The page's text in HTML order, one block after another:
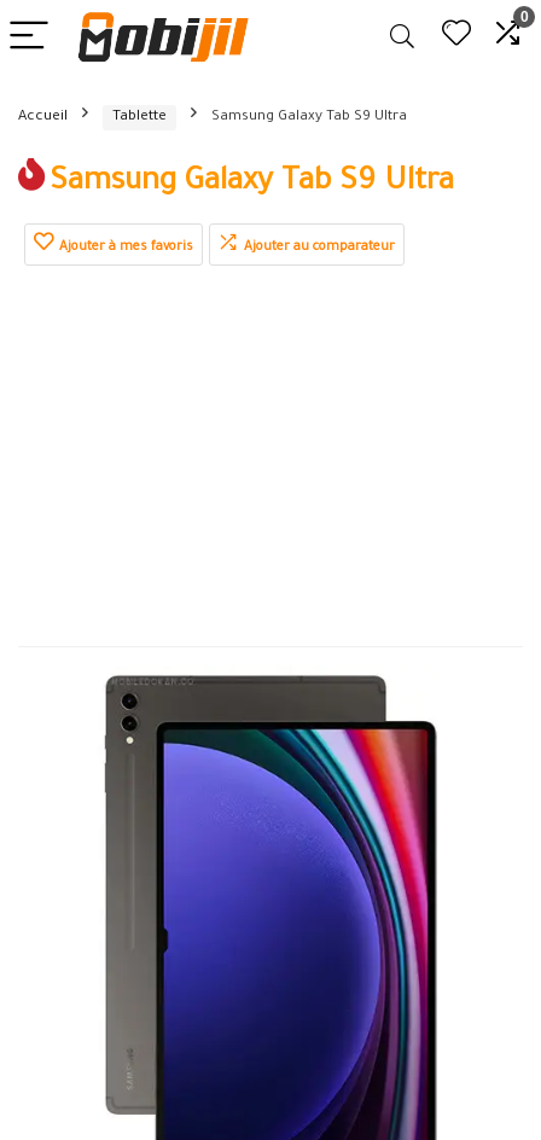
0
Accueil Tablette Samsung Galaxy Tab S9 Ultra
Samsung Galaxy Tab S9 Ultra
Ajouter à mes favoris Ajouter au comparateur